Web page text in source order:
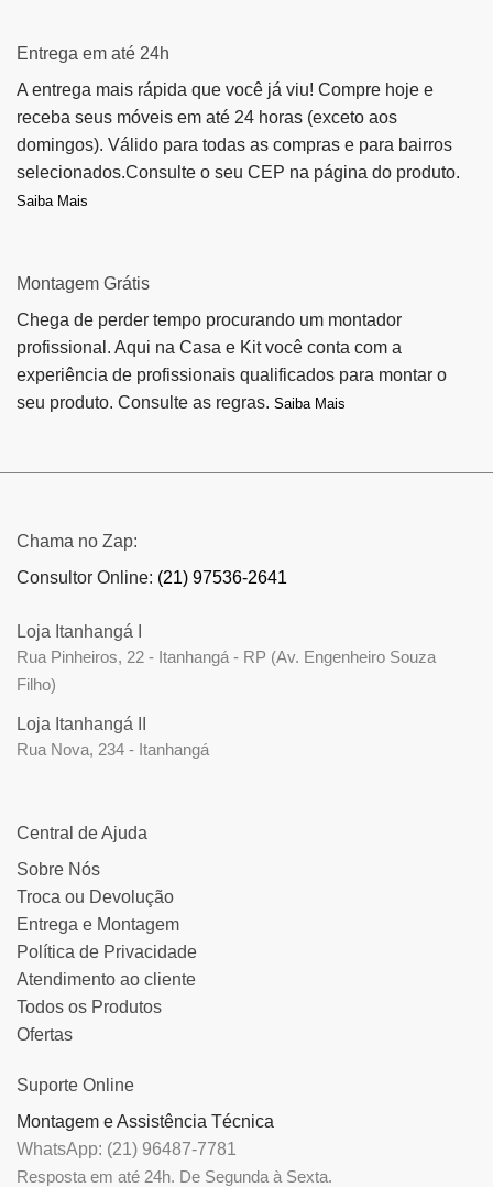
Entrega em até 24h
A entrega mais rápida que você já viu! Compre hoje e
receba seus móveis em até 24 horas (exceto aos
domingos). Válido para todas as compras e para bairros
selecionados.Consulte o seu CEP na página do produto.
Saiba Mais
Montagem Grátis
Chega de perder tempo procurando um montador
profissional. Aqui na Casa e Kit você conta com a
experiência de profissionais qualificados para montar o
seu produto. Consulte as regras. Saiba Mais
Chama no Zap:
Consultor Online: (21) 97536-2641
Loja Itanhangá I
Rua Pinheiros, 22 - Itanhangá - RP (Av. Engenheiro Souza
Filho)
Loja Itanhangá II
Rua Nova, 234 - Itanhangá
Central de Ajuda
Sobre Nós
Troca ou Devolução
Entrega e Montagem
Política de Privacidade
Atendimento ao cliente
Todos os Produtos
Ofertas
Suporte Online
Montagem e Assistência Técnica
WhatsApp: (21) 96487-7781
Resposta em até 24h. De Segunda à Sexta.